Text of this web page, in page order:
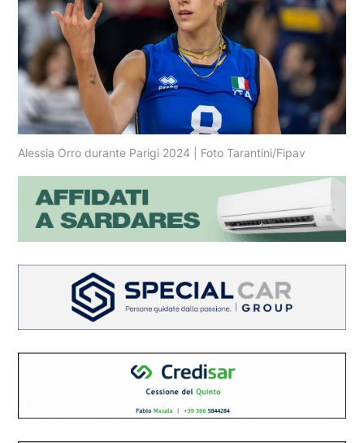
Alessia Orro durante Parigi 2024 | Foto Tarantini/Fipav